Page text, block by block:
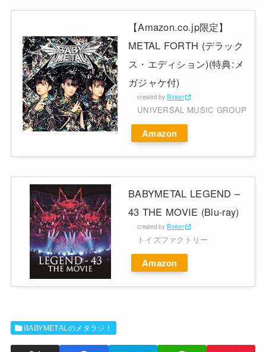
【Amazon.co.jp限定】
METAL FORTH (デラック
ス・エディション)(特典:メ
ガジャケ付)
created by Rinker
UNIVERSAL MUSIC GROUP
Amazon
BABYMETAL LEGEND –
43 THE MOVIE (Blu-ray)
created by Rinker
トイズファクトリー
Amazon
BABYMETALのメタラジ！